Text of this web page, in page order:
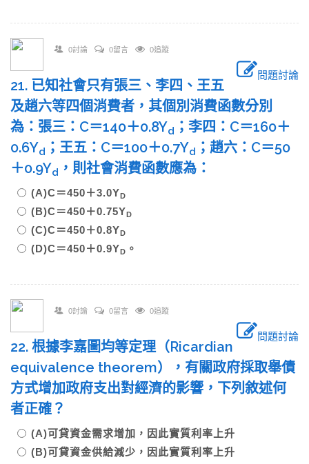
0討論 0留言 0追蹤
問題討論
21. 已知社會只有張三、李四、王五
及趙六等四個消費者，其個別消費函數分別
為：張三：C＝140＋0.8Yd ；李四：C＝160＋
0.6Yd ；王五：C＝100＋0.7Yd ；趙六：C＝50
＋0.9Yd ，則社會消費函數應為：
(A)C＝450＋3.0YD
(B)C＝450＋0.75YD
(C)C＝450＋0.8YD
(D)C＝450＋0.9YD 。
0討論 0留言 0追蹤
問題討論
22. 根據李嘉圖均等定理（Ricardian
equivalence theorem），有關政府採取舉債
方式增加政府支出對經濟的影響，下列敘述何
者正確？
(A)可貸資金需求增加，因此實質利率上升
(B)可貸資金供給減少，因此實質利率上升